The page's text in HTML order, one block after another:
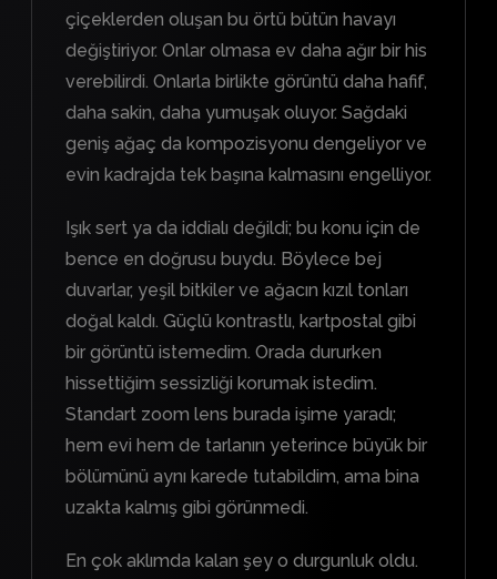
çiçeklerden oluşan bu örtü bütün havayı
değiştiriyor. Onlar olmasa ev daha ağır bir his
verebilirdi. Onlarla birlikte görüntü daha hafif,
daha sakin, daha yumuşak oluyor. Sağdaki
geniş ağaç da kompozisyonu dengeliyor ve
evin kadrajda tek başına kalmasını engelliyor.
Işık sert ya da iddialı değildi; bu konu için de
bence en doğrusu buydu. Böylece bej
duvarlar, yeşil bitkiler ve ağacın kızıl tonları
doğal kaldı. Güçlü kontrastlı, kartpostal gibi
bir görüntü istemedim. Orada dururken
hissettiğim sessizliği korumak istedim.
Standart zoom lens burada işime yaradı;
hem evi hem de tarlanın yeterince büyük bir
bölümünü aynı karede tutabildim, ama bina
uzakta kalmış gibi görünmedi.
En çok aklımda kalan şey o durgunluk oldu.